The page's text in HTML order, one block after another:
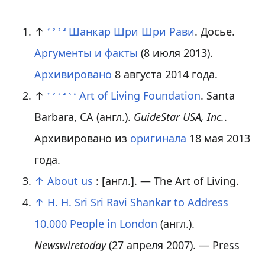
↑ 1 2 3 4 Шанкар Шри Шри Рави. Досье.
Аргументы и факты (8 июля 2013).
Архивировано 8 августа 2014 года.
↑
1 2 3 4 5 6 Art of Living Foundation. Santa
Barbara, CA (англ.). GuideStar USA, Inc..
Архивировано из оригинала 18 мая 2013
года.
↑ About us : [англ.]. — The Art of Living.
↑ H. H. Sri Sri Ravi Shankar to Address
10.000 People in London (англ.).
Newswiretoday(27 апреля 2007). — Press